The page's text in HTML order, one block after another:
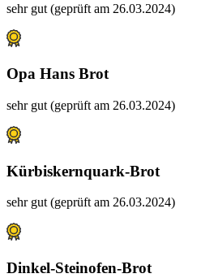
sehr gut (geprüft am 26.03.2024)
Opa Hans Brot
sehr gut (geprüft am 26.03.2024)
Kürbiskernquark-Brot
sehr gut (geprüft am 26.03.2024)
Dinkel-Steinofen-Brot